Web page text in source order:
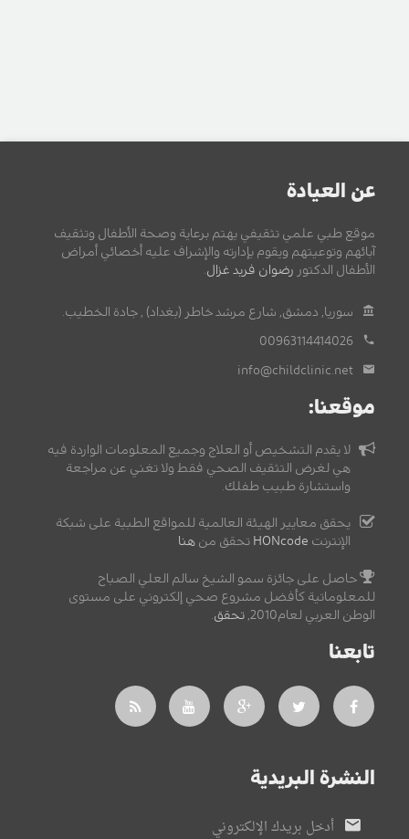
عن العيادة
موقع طبي علمي تثقيفي يهتم برعاية وصحة الأطفال وتثقيف
آبائهم وتوعيتهم ويقوم بإدارته والإشراف عليه أخصائي أمراض
الأطفال الدكتور رضوان فريد غزال
سوريا, دمشق, شارع مرشد خاطر (بغداد) , جادة الخطيب.
00963114414026
info@childclinic.net
موقعنا:
لا يقدم التشخيص أو العلاج وجميع المعلومات الواردة فيه
هي لغرض التثقيف الصحي فقط ولا تغني عن مراجعة
واستشارة طبيب طفلك.
يحقق معايير الهيئة العالمية للمواقع الطبية على شبكة
الإنترنت HONcode تحقق من هنا
حاصل على جائزة سمو الشيخ سالم العلي الصباح
للمعلوماتية كأفضل مشروع صحي إلكتروني على مستوى
الوطن العربي لعام2010,
تحقق
تابعنا
النشرة البريدية
أدخل بريدك الإلكتروني